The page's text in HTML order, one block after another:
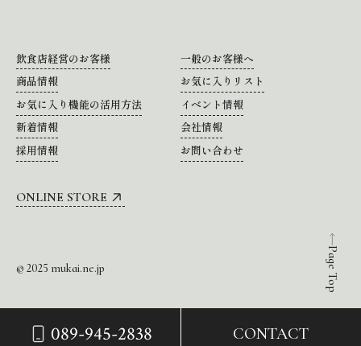
089-945-2838 CONTACT
Page Top
飲食店経営のお客様
一般のお客様へ
商品情報
お気に入りリスト
お気に入り機能の活用方法
イベント情報
新着情報
会社情報
採用情報
お問い合わせ
ONLINE STORE
© 2025 mukai.ne.jp